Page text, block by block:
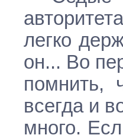
легко
он... Во
помнить,
всегда и
много.